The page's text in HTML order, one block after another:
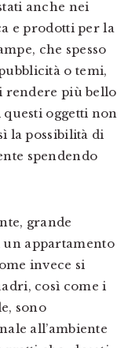
anche nei
e prodotti per la
che spesso
o temi,
rendere più bello
oggetti non
la possibilità di
spendendo
grande
appartamento
invece si
così come i
sono
all’ambiente